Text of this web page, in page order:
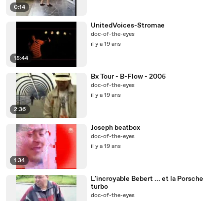
0:14
15:44
UnitedVoices-Stromae
doc-of-the-eyes
il y a 19 ans
2:36
Bx Tour - B-Flow - 2005
doc-of-the-eyes
il y a 19 ans
1:34
Joseph beatbox
doc-of-the-eyes
il y a 19 ans
L'incroyable Bebert ... et la Porsche
turbo
doc-of-the-eyes